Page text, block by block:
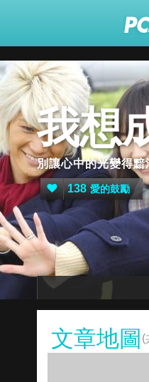
我想
別讓心中的光變得黯
138 愛的鼓勵
文章地圖 (